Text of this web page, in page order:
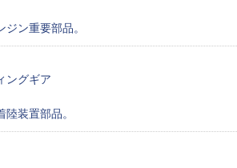
ン重要部品。
ングギア
装置部品。